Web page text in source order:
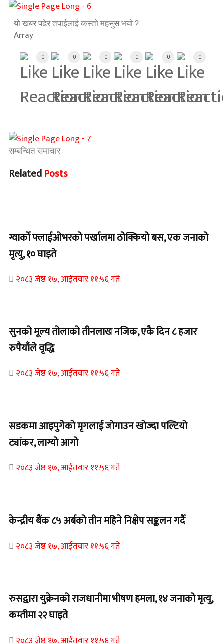
यो खबर पढेर तपाईलाई कस्तो महसुस भयो ?
Array
0 0 0 0 0 0
सम्बन्धित समाचार
RelatedPosts
ग्वार्को फ्लाईओभरको पर्खालमा ठोक्कियो बस, एक जनाको
मृत्यु, १० घाइते
२०८३ जेष्ठ १७, आईतवार ११:५६ गते
सुनको मूल्य तोलाको तीनलाख नजिक, एकै दिन ८ हजार
रुपैयाँले वृद्धि
२०८३ जेष्ठ १७, आईतवार ११:५६ गते
सडकमा आइपुगेको मृगलाई जोगाउन खोज्दा पल्टियो
ट्यांकर, लाग्यो आगो
२०८३ जेष्ठ १७, आईतवार ११:५६ गते
केन्द्रीय बैंक ८५ अर्बको तीन महिने निक्षेप सङ्कलन गर्दै
२०८३ जेष्ठ १७, आईतवार ११:५६ गते
रुसद्वारा युक्रेनको राजधानीमा भीषण हमला, १४ जनाको मृत्यु,
कम्तीमा २२ घाइते